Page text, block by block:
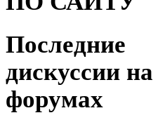
Последние
дискуссии на
форумах